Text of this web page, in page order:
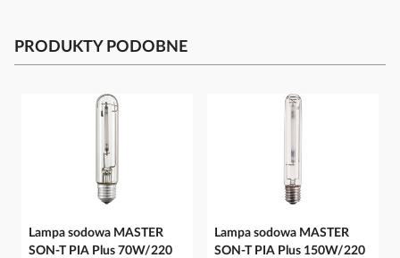
PRODUKTY PODOBNE
Lampa sodowa MASTER
SON-T PIA Plus 70W/220
Lampa sodowa MASTER
SON-T PIA Plus 150W/220